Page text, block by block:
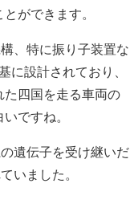
ができます。
、特に振り子装置な
に設計されており、
た四国を走る車両の
ですね。
遺伝子を受け継いだ
いました。